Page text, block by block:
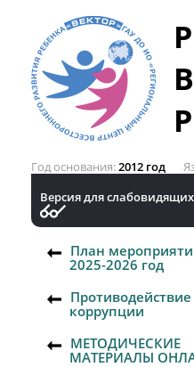
Год основания 2012 год
Версия для слабовидящих
План
2025-2026 год
Противодействие
коррупции
МЕТОДИЧЕСКИЕ
МАТЕРИАЛЫ